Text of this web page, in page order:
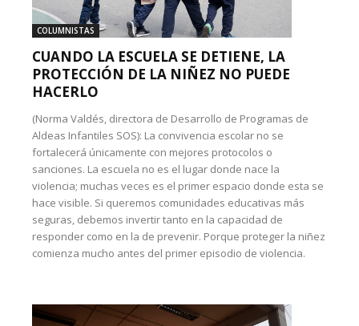
COLUMNISTAS
CUANDO LA ESCUELA SE DETIENE, LA
PROTECCIÓN DE LA NIÑEZ NO PUEDE
HACERLO
(Norma Valdés, directora de Desarrollo de Programas de
Aldeas Infantiles SOS): La convivencia escolar no se
fortalecerá únicamente con mejores protocolos o
sanciones. La escuela no es el lugar donde nace la
violencia; muchas veces es el primer espacio donde esta se
hace visible. Si queremos comunidades educativas más
seguras, debemos invertir tanto en la capacidad de
responder como en la de prevenir. Porque proteger la niñez
comienza mucho antes del primer episodio de violencia.